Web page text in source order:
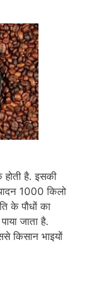
है. इसकी
1000 किलो
के पौधों का
जाता है.
किसान भाइयों